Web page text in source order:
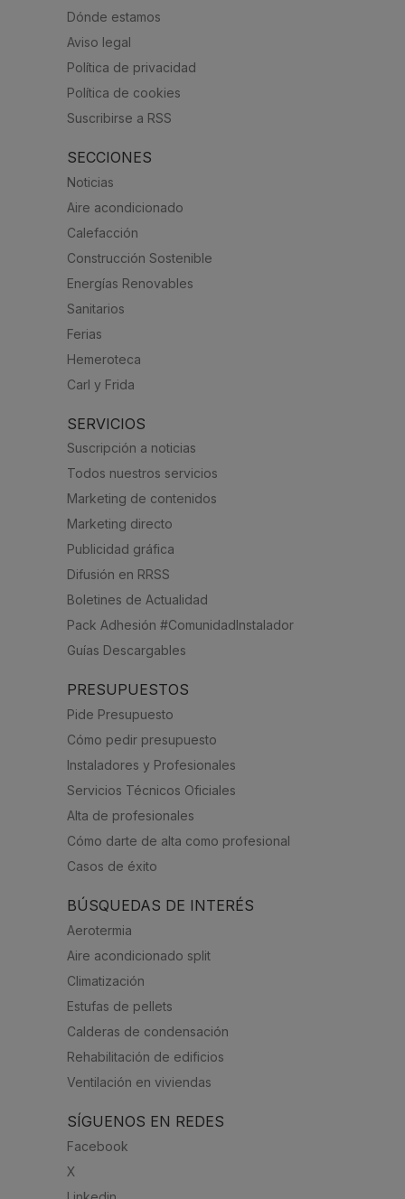
Dónde estamos
Aviso legal
Política de privacidad
Política de cookies
Suscribirse a RSS
SECCIONES
Noticias
Aire acondicionado
Calefacción
Construcción Sostenible
Energías Renovables
Sanitarios
Ferias
Hemeroteca
Carl y Frida
SERVICIOS
Suscripción a noticias
Todos nuestros servicios
Marketing de contenidos
Marketing directo
Publicidad gráfica
Difusión en RRSS
Boletines de Actualidad
Pack Adhesión #ComunidadInstalador
Guías Descargables
PRESUPUESTOS
Pide Presupuesto
Cómo pedir presupuesto
Instaladores y Profesionales
Servicios Técnicos Oficiales
Alta de profesionales
Cómo darte de alta como profesional
Casos de éxito
BÚSQUEDAS DE INTERÉS
Aerotermia
Aire acondicionado split
Climatización
Estufas de pellets
Calderas de condensación
Rehabilitación de edificios
Ventilación en viviendas
SÍGUENOS EN REDES
Facebook
X